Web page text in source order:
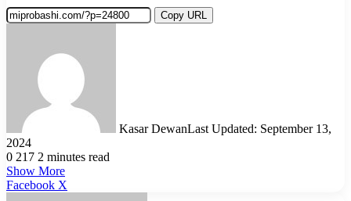
Copy URL
Kasar DewanLast Updated: September 13,
2024
0 217 2 minutes read
Show More
Facebook X